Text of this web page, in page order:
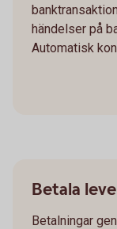
händelser på
Automatisk
Betala
Betalningar